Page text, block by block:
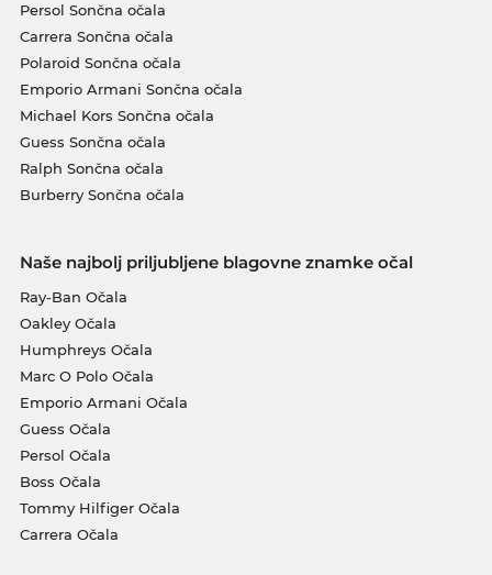
Persol Sončna očala
Carrera Sončna očala
Polaroid Sončna očala
Emporio Armani Sončna očala
Michael Kors Sončna očala
Guess Sončna očala
Ralph Sončna očala
Burberry Sončna očala
Naše najbolj priljubljene blagovne znamke očal
Ray-Ban Očala
Oakley Očala
Humphreys Očala
Marc O Polo Očala
Emporio Armani Očala
Guess Očala
Persol Očala
Boss Očala
Tommy Hilfiger Očala
Carrera Očala